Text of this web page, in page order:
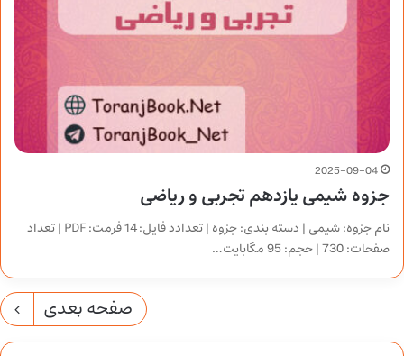
2025-09-04
جزوه شیمی یازدهم تجربی و ریاضی
نام جزوه: شیمی | دسته بندی: جزوه | تعدادد فایل: 14 فرمت: PDF | تعداد
صفحات: 730 | حجم: 95 مگابایت…
صفحه بعدی